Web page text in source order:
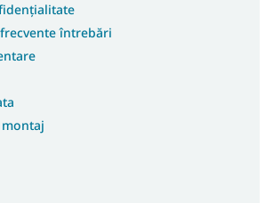
frecvente întrebări